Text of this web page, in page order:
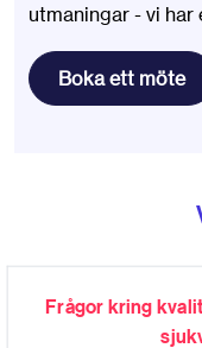
utmaningar - vi har
Boka ett möte
Frågor kring